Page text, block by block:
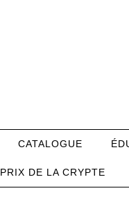
CATALOGUE
PRIX DE LA CRYPTE